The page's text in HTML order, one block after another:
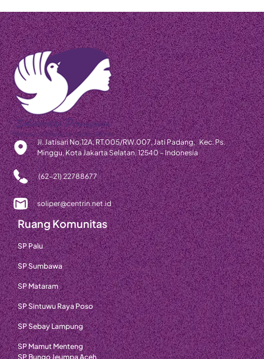
Jl. Jatisari No.12A, RT.005/RW.007, Jati Padang, Kec. Ps.
Minggu, Kota Jakarta Selatan, 12540 – Indonesia
(62-21) 22788677
soliper@centrin.net.id
Ruang Komunitas
SP Palu
SP Sumbawa
SP Mataram
SP Sintuwu Raya Poso
SP Sebay Lampung
SP Mamut Menteng
SP Bungo Jeumpa Aceh